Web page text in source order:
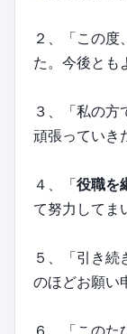
２、「この度、
た。今後とも
３、「私の方
頑張っていき
４、「役職を
て努力してま
５、「引き続
のほどお願い